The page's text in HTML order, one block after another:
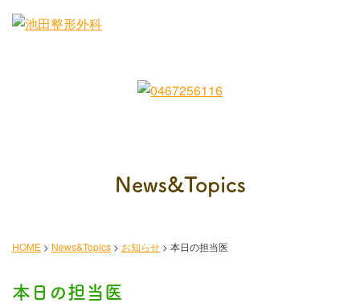
News&Topics
HOME > News&Topics > お知らせ > 本日の担当医
本日の担当医